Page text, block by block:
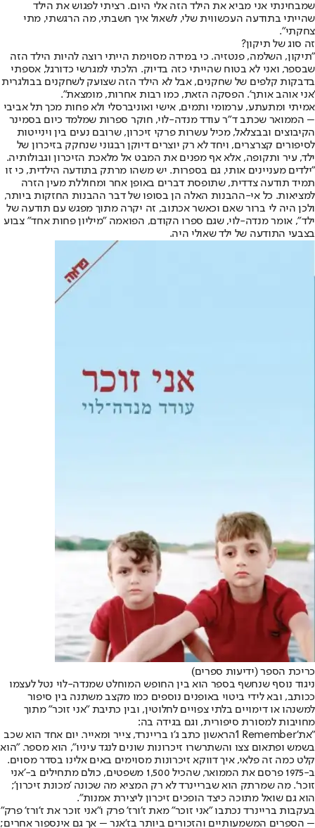
שמבחינתי אני מביא את הילד הזה אלי היום. רציתי לפגוש את הילד
שהייתי בתודעה העכשווית שלי, לשאול איך חשבתי, מה הרגשתי, מתי
צחקתי".
זה סוג של תיקון?
"תיקון, השלמה, פנטזיה. כי במידה מסוימת הייתי רוצה להיות הילד הזה
שבספר, ואני לא בטוח שהייתי כזה בדיוק. הלכתי למגרשי כדורגל, אספתי
בדבקות קלפים של שחקנים, אבל לא הילד הזה שצועק לשחקנים בבולגרית
'אני אוהב אותך'. הפסקה הזאת, כמו רבות אחרות, מומצאת".
אמיתי ומתעתע, ערמומי ותמים, אישי ואוניברסלי ולא פחות מכך תל אביבי
– הממואר שכתב ד"ר עודד מנדה-לוי, חוקר ספרות שמלמד כיום בסמינר
הקיבוצים ובבצלאל, מכיל עשרות פרקי זיכרון, שרובם נעים בין וינייטות
לסיפורים קצרצרים, ויחד לא רק יוצרים דיוקן רבגוני שנחקק בזיכרון של
ילד, עיר ותקופה, אלא אף מפנים את המבט אל מלאכת הזיכרון וגבולותיה.
"ילדים מעניינים אותי, גם בספרות. יש משהו מרתק בתודעה הילדית, כי זו
תמיד תודעה צדדית, שתופסת דברים באופן אחר ומחוללת מעין הזרה
למציאות. כל אי-ההבנות האלה הן בסופו של דבר ההבנות החזקות ביותר,
ולכן היה לי ברור שאם וכאשר אכתוב, זה יקרה מתוך מפגש עם תודעה של
ילד", אומר מנדה-לוי, שגם ספרו הקודם, הפואמה "מיליון פחות אחד" צבוע
בצבעי התודעה של ילד שאולי היה.
כריכת הספר (ידיעות ספרים)
ניגוד נוסף שנחשף בספר הוא בין החופש המוחלט שמנדה-לוי נטל לעצמו
ככותב, ובא לידי ביטוי באופנים נוספים כמו מקצב משתנה בין סיפור
למשנהו או דימויים בלתי צפויים לחלוטין, ובין כתיבת "אני זוכר" מתוך
מחויבות למסורת סיפורית, וגם בגידה בה:
"את'I Remember'הראשון כתב ג'ו בריינרד, צייר ומאייר. יום אחד הוא שכב
בשמש ופתאום צצו והשתרשרו זיכרונות שונים לנגד עיניו", הוא מספר. "הוא
קלט כמה זה פלאי, איך דווקא זיכרונות מסוימים באים אלינו בסדר מסוים.
ב-1975 פרסם את הממואר, שהכיל 1,500 משפטים, כולם מתחילים ב-'אני
זוכר'. מה שמרתק הוא שבריינרד לא רק המציא מה שכונה 'מכונת זיכרון';
הוא גם שואל מתוכה כיצד הופכים זיכרון ליצירת אמנות".
בעקבות בריינרד נכתבו "אני זוכר" מאת ז'ורז' פרק ו"אני זוכר את ז'ורז' פרק"
– הספרים המשמעותיים והזכורים ביותר בז'אנר – אך גם אינספור אחרים;